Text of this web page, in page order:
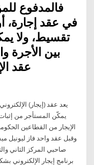
فالمدفوع
في عقد إجارة،
تقسيط، ولا
بين الأجرة
عقد
يعد عقد (إيجار)
يمكّن المستأجر من
الإيجار من القطاعين
وقبل عقد واحد فاز ليونيل
صاحبي المركز الثاني
برنامج إيجار الإلكتروني